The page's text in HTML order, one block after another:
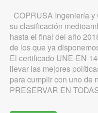
COPRUSA Ingeniería
su clasificación
hasta el final del año
de los que ya
El certificado UNE-EN
llevar las mejores
para cumplir con uno de
PRESERVAR EN